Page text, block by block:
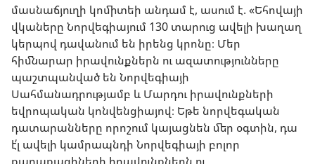
մասնաճյուղի կոմիտեի անդամ է, ասում է. «Եհովայի
վկաները Նորվեգիայում 130 տարուց ավելի խաղաղ
կերպով դավանում են իրենց կրոնը։ Մեր
հիմնարար իրավունքներն ու ազատությունները
պաշտպանված են Նորվեգիայի
Սահմանադրությամբ և Մարդու իրավունքների
եվրոպական կոնվենցիայով։ Եթե նորվեգական
դատարանները որոշում կայացնեն մեր օգտին, դա
է՛լ ավելի կամրապնդի Նորվեգիայի բոլոր